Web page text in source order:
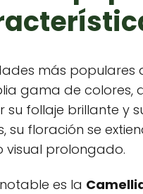
más populares
gama de colores,
follaje brillante y
su floración se
visual prolongado.
es la